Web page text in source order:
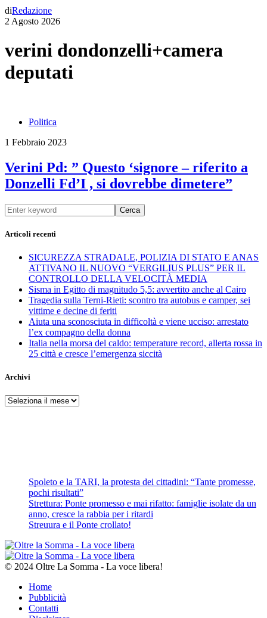
diRedazione
2 Agosto 2026
verini dondonzelli+camera
deputati
Politica
1 Febbraio 2023
Verini Pd: ” Questo ‘signore – riferito a
Donzelli Fd’I , si dovrebbe dimetere”
Cerca
Articoli recenti
SICUREZZA STRADALE, POLIZIA DI STATO E ANAS
ATTIVANO IL NUOVO “VERGILIUS PLUS” PER IL
CONTROLLO DELLA VELOCITÀ MEDIA
Sisma in Egitto di magnitudo 5,5: avvertito anche al Cairo
Tragedia sulla Terni-Rieti: scontro tra autobus e camper, sei
vittime e decine di feriti
Aiuta una sconosciuta in difficoltà e viene ucciso: arrestato
l’ex compagno della donna
Italia nella morsa del caldo: temperature record, allerta rossa in
25 città e cresce l’emergenza siccità
Archivi
Archivi
Spoleto e la TARI, la protesta dei cittadini: “Tante promesse,
pochi risultati”
Strettura: Ponte promesso e mai rifatto: famiglie isolate da un
anno, cresce la rabbia per i ritardi
Streuura e il Ponte crollato!
© 2024 Oltre La Somma - La voce libera!
Home
Pubblicità
Contatti